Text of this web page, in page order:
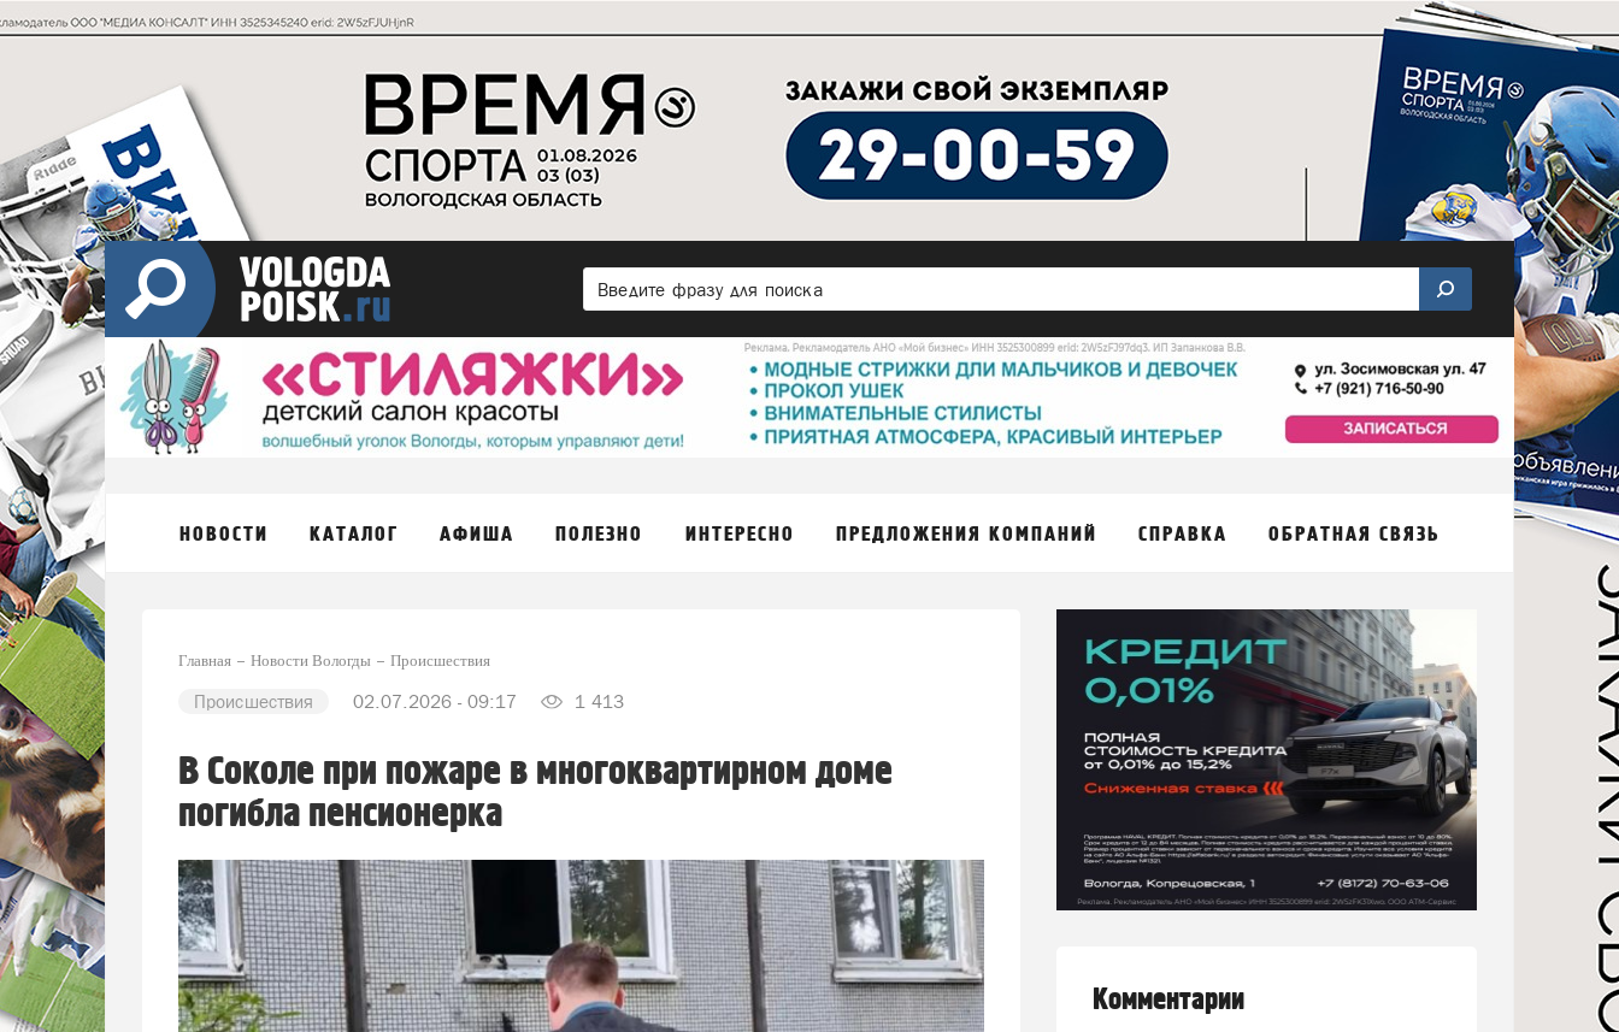
НОВОСТИ КАТАЛОГ АФИША ПОЛЕЗНО ИНТЕРЕСНО ПРЕДЛОЖЕНИЯ КОМПАНИЙ СПРАВКА ОБРАТНАЯ СВЯЗЬ
Главная Новости Вологды Происшествия
Происшествия 02.07.2026 - 09:17 1 413
В Соколе при пожаре в многоквартирном доме
погибла пенсионерка
Комментарии